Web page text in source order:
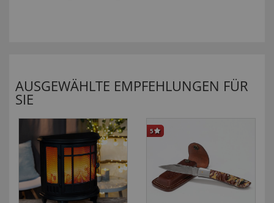
AUSGEWÄHLTE EMPFEHLUNGEN FÜR
SIE
5